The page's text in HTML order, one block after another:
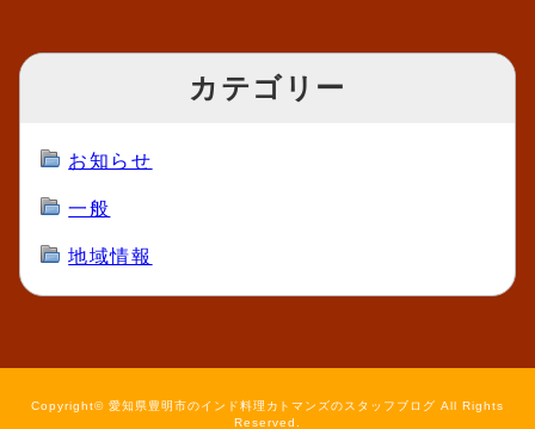
カテゴリー
お知らせ
一般
地域情報
Copyright© 愛知県豊明市のインド料理カトマンズのスタッフブログ All Rights
Reserved.